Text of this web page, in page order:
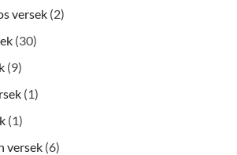
versek (2)
(30)
(9)
(1)
(1)
versek (6)